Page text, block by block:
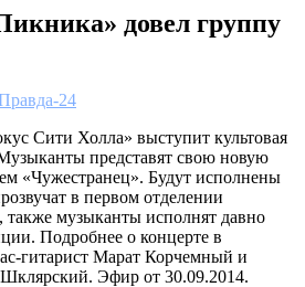
довел группу
24
Сити Холла» выступит культовая
представят свою новую
«Чужестранец». Будут исполнены
в первом отделении
музыканты исполнят давно
Подробнее о концерте в
гитарист Марат Корчемный и
Эфир от 30.09.2014.